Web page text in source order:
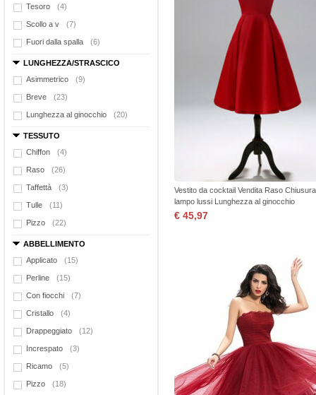
Tesoro (4)
Scollo a v (7)
Fuori dalla spalla (6)
LUNGHEZZA/STRASCICO
Asimmetrico
(9)
Breve (23)
Lunghezza al ginocchio (20)
TESSUTO
Chiffon
(4)
Raso (26)
Taffettà (3)
Tulle (11)
Pizzo (22)
ABBELLIMENTO
Applicato
(15)
Perline (15)
Con fiocchi (7)
Cristallo (4)
Drappeggiato (12)
Increspato (3)
Ricamo (5)
Pizzo (18)
Vestito da cocktail Vendita Raso Chiusura
lampo lussi Lunghezza al ginocchio
€ 45,97